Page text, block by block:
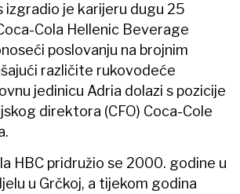
izgradio je karijeru dugu 25
Cola Hellenic Beverage
poslovanju na brojnim
različite rukovodeće
jedinicu Adria dolazi s pozicije
direktora (CFO) Coca-Cole
HBC pridružio se 2000. godine u
u Grčkoj, a tijekom godina